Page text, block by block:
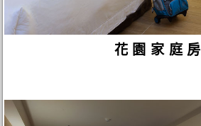
花園家庭房